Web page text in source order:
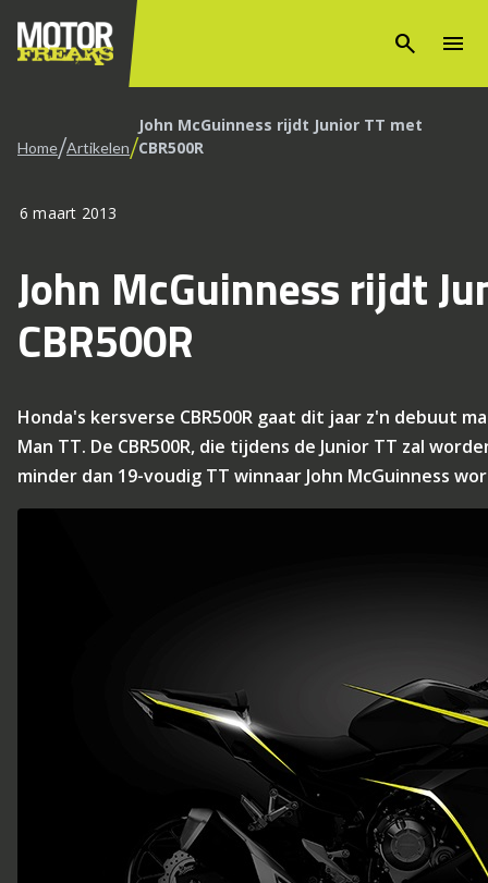
search menu
Home/Artikelen/John McGuinness rijdt Junior TT met
CBR500R
6 maart 2013
John McGuinness rijdt
CBR500R
Honda's kersverse CBR500R gaat dit jaar z'n debuut
Man TT. De CBR500R, die tijdens de Junior TT zal
minder dan 19-voudig TT winnaar John McGuinness